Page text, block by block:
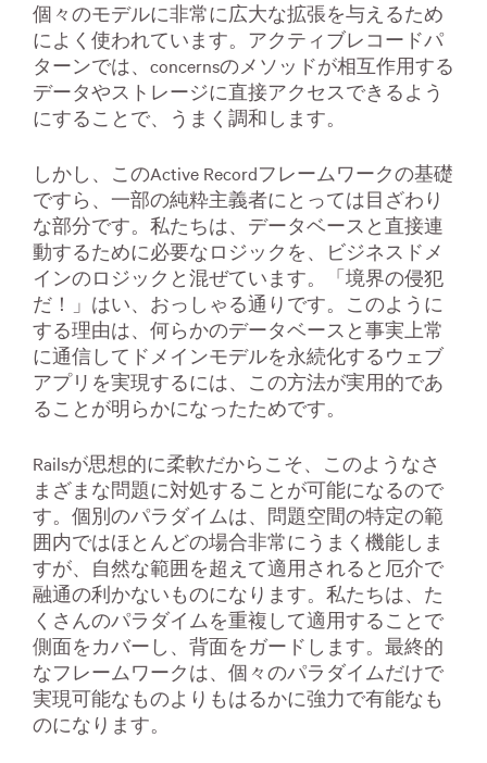
個々のモデルに非常に広大な拡張を与えるため
によく使われています。アクティブレコードパ
ターンでは、concernsのメソッドが相互作用する
データやストレージに直接アクセスできるよう
にすることで、うまく調和します。
しかし、このActive Recordフレームワークの基礎
ですら、一部の純粋主義者にとっては目ざわり
な部分です。私たちは、データベースと直接連
動するために必要なロジックを、ビジネスドメ
インのロジックと混ぜています。「境界の侵犯
だ！」はい、おっしゃる通りです。このように
する理由は、何らかのデータベースと事実上常
に通信してドメインモデルを永続化するウェブ
アプリを実現するには、この方法が実用的であ
ることが明らかになったためです。
Railsが思想的に柔軟だからこそ、このようなさ
まざまな問題に対処することが可能になるので
す。個別のパラダイムは、問題空間の特定の範
囲内ではほとんどの場合非常にうまく機能しま
すが、自然な範囲を超えて適用されると厄介で
融通の利かないものになります。私たちは、た
くさんのパラダイムを重複して適用することで
側面をカバーし、背面をガードします。最終的
なフレームワークは、個々のパラダイムだけで
実現可能なものよりもはるかに強力で有能なも
のになります。